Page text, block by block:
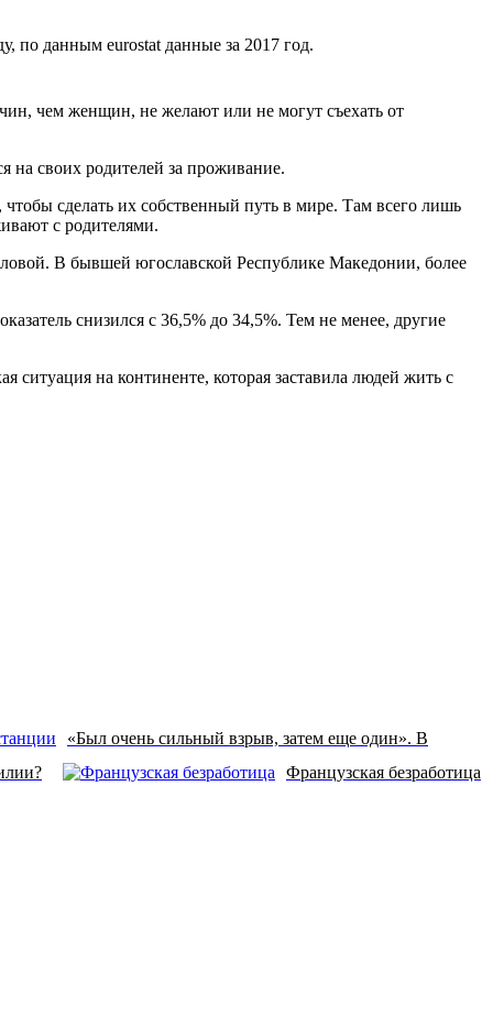
по данным eurostat данные за 2017 год.
чем женщин, не желают или не могут съехать от
своих родителей за проживание.
сделать их собственный путь в мире. Там всего лишь
с родителями.
В бывшей югославской Республике Македонии, более
снизился с 36,5% до 34,5%. Тем не менее, другие
на континенте, которая заставила людей жить с
«Был очень сильный взрыв, затем еще один». В
Французская безработица